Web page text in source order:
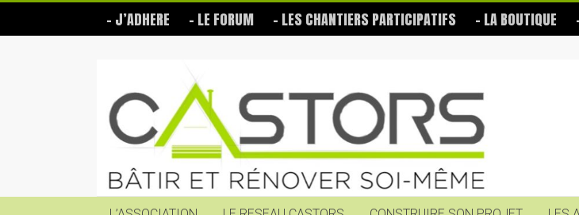
content
– J’ADHERE – LE FORUM – LES CHANTIERS PARTICIPATIFS – LA BOUTIQUE
Castors
Bâtir
soi-
même